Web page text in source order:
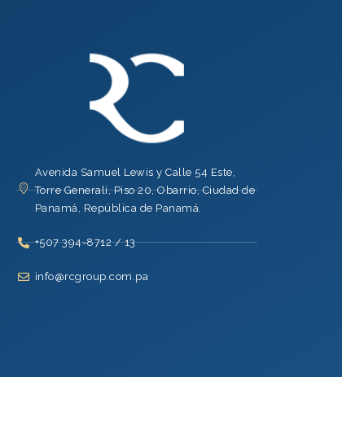
Avenida Samuel Lewis y Calle 54 Este,
Torre Generali, Piso 20, Obarrio, Ciudad de
Panamá, República de Panamá.
+507 394-8712 / 13
info@rcgroup.com.pa